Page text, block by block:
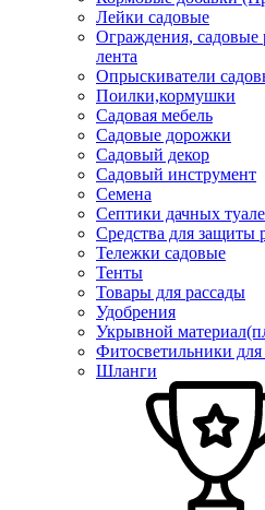
Лейки садовые
Ограждения, садовые
лента
Опрыскиватели
Поилки,кормушки
Садовая мебель
Садовые дорожки
Садовый декор
Садовый инструмент
Семена
Септики дачных
Средства для защиты
Тележки садовые
Тенты
Товары для рассады
Удобрения
Укрывной
Фитосветильники для
Шланги